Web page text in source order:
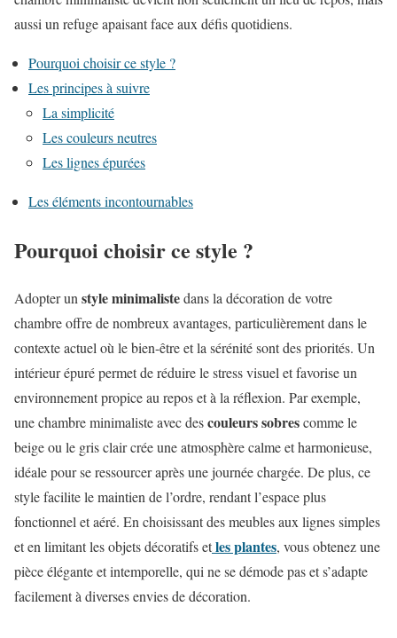
aussi un refuge apaisant face aux défis quotidiens.
Pourquoi choisir ce style ?
Les principes à suivre
La simplicité
Les couleurs neutres
Les lignes épurées
Les éléments incontournables
Pourquoi choisir ce style ?
Adopter unstyle minimalistedans la décoration de votre
chambre offre de nombreux avantages, particulièrement dans le
contexte actuel où le bien-être et la sérénité sont des priorités. Un
intérieur épuré permet de réduire le stress visuel et favorise un
environnement propice au repos et à la réflexion. Par exemple,
une chambre minimaliste avec descouleurs sobrescomme le
beige ou le gris clair crée une atmosphère calme et harmonieuse,
idéale pour se ressourcer après une journée chargée. De plus, ce
style facilite le maintien de l’ordre, rendant l’espace plus
fonctionnel et aéré. En choisissant des meubles aux lignes simples
et en limitant les objets décoratifs etles plantes, vous obtenez une
pièce élégante et intemporelle, qui ne se démode pas et s’adapte
facilement à diverses envies de décoration.